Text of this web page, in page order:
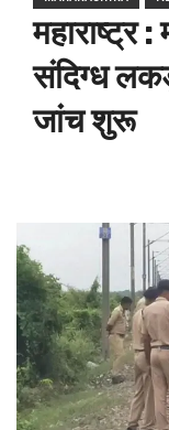
महाराष्ट्र
संदिग्ध
जांच शुरू